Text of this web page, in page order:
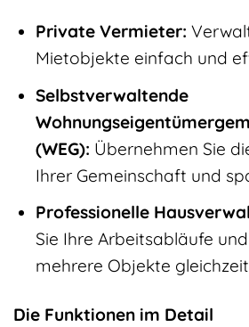
Private Vermieter:
Mietobjekte einfach und
Selbstverwaltende
(WEG): Übernehmen Sie
Ihrer Gemeinschaft und
Professionelle
Sie Ihre Arbeitsabläufe
mehrere Objekte
Die Funktionen im Detail